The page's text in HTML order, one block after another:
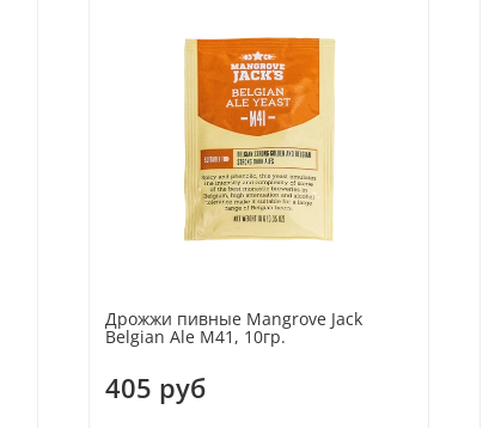
Дрожжи пивные Mangrove Jack
Belgian Ale M41, 10гр.
405 руб